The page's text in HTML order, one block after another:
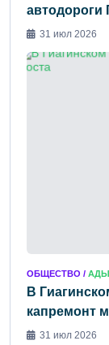
автодороги
31 июл 2026
ОБЩЕСТВО /
В
капремонт
31 июл 2026